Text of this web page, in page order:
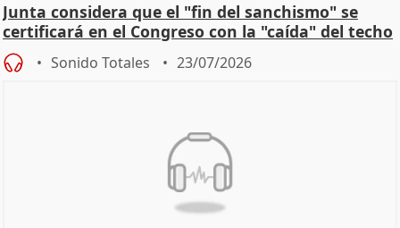
Junta considera que el "fin del sanchismo" se
certificará en el Congreso con la "caída" del techo
de
Sonido Totales 23/07/2026